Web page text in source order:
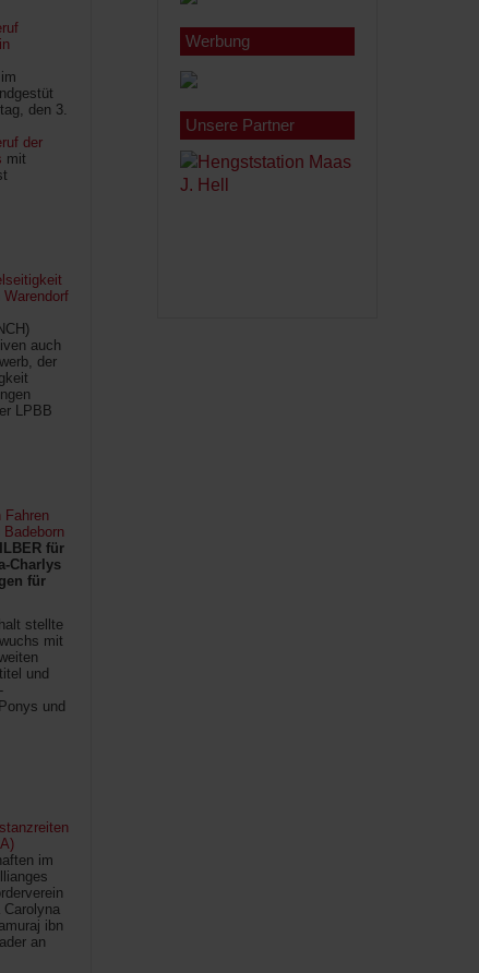
den 3.
der
mit
auch
der
LPBB
Fahren
für
Charlys
für
stellte
mit
und
und
im
Carolyna
ibn
an
Werbung
Unsere Partner